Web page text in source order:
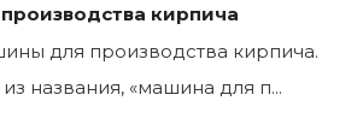
кирпича
для производства кирпича.
названия, «машина для п...